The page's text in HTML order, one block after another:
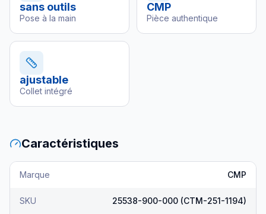
sans outils
Pose à la main
CMP
Pièce authentique
ajustable
Collet intégré
Caractéristiques
Marque CMP
SKU 25538-900-000 (CTM-251-1194)